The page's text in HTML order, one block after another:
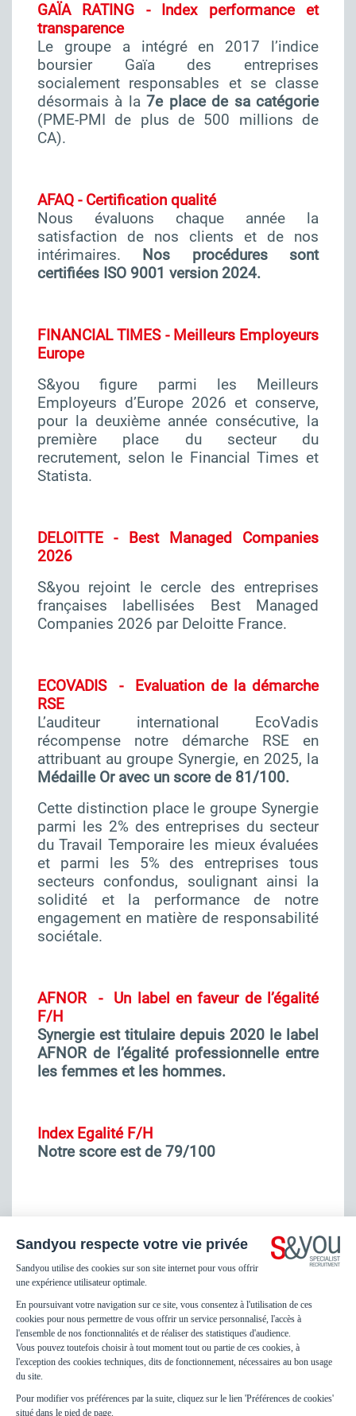
GAÏA RATING - Index performance et
transparence
Le groupe a intégré en 2017 l’indice
boursier Gaïa des entreprises
socialement responsables et se classe
désormais à la7e place de sa catégorie
(PME-PMI de plus de 500 millions de
CA).
AFAQ - Certification qualité
Nous évaluons chaque année la
satisfaction de nos clients et de nos
intérimaires. Nos procédures sont
certifiées ISO 9001 version 2024.
FINANCIAL TIMES - Meilleurs Employeurs
Europe
S&you figure parmi les Meilleurs
Employeurs d’Europe 2026 et conserve,
pour la deuxième année consécutive, la
première place du secteur du
recrutement, selon le Financial Times et
Statista.
DELOITTE - Best Managed Companies
2026
S&you rejoint le cercle des entreprises
françaises labellisées Best Managed
Companies 2026 par Deloitte France.
ECOVADIS - Evaluation de la démarche
RSE
L’auditeur international EcoVadis
récompense notre démarche RSE en
attribuant au groupe Synergie, en 2025, la
Médaille Or avec un score de 81/100.
Cette distinction place le groupe Synergie
parmi les 2% des entreprises du secteur
du Travail Temporaire les mieux évaluées
et parmi les 5% des entreprises tous
secteurs confondus, soulignant ainsi la
solidité et la performance de notre
engagement en matière de responsabilité
sociétale.
AFNOR - Un label en faveur de l’égalité
F/H
Synergie est titulaire depuis 2020 le label
AFNOR de l’égalité professionnelle entre
les femmes et les hommes.
Index Egalité F/H
Notre score est de 79/100
Footer
menu
Mentions légales
Protection des Données
Fraudes & Hameçonnages
Lanceur d'alertes
Espace Presse
Préférences des cookies